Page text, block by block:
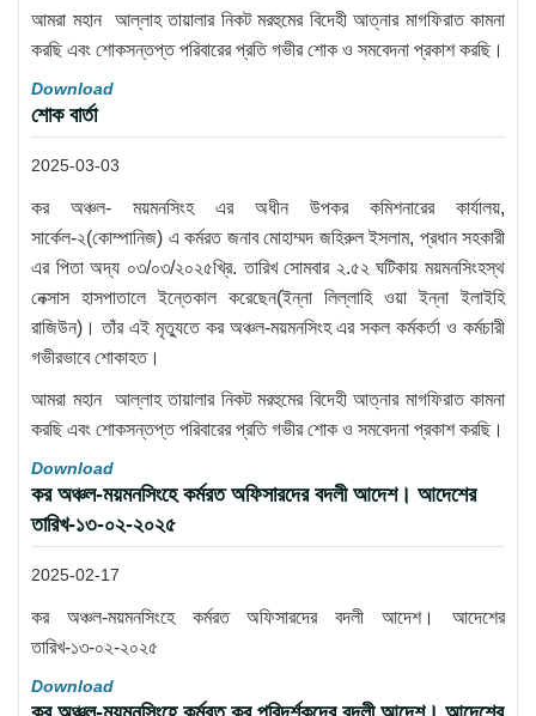
আমরা মহান আল্লাহ তায়ালার নিকট মরহুমের বিদেহী আত্নার মাগফিরাত কামনা
করছি এবং শোকসন্তপ্ত পরিবারের প্রতি গভীর শোক ও সমবেদনা প্রকাশ করছি।
Download
শোক বার্তা
2025-03-03
কর অঞ্চল- ময়মনসিংহ এর অধীন উপকর কমিশনারের কার্যালয়,
সার্কেল-২(কোম্পানিজ) এ কর্মরত জনাব মোহাম্মদ জহিরুল ইসলাম, প্রধান সহকারী
এর পিতা অদ্য ০৩/০৩/২০২৫খ্রি. তারিখ সোমবার ২.৫২ ঘটিকায় ময়মনসিংহস্থ
নেক্সাস হাসপাতালে ইন্তেকাল করেছেন(ইন্না লিল্লাহি ওয়া ইন্না ইলাইহি
রাজিউন)। তাঁর এই মৃত্যুতে কর অঞ্চল-ময়মনসিংহ এর সকল কর্মকর্তা ও কর্মচারী
গভীরভাবে শোকাহত।
আমরা মহান আল্লাহ তায়ালার নিকট মরহুমের বিদেহী আত্নার মাগফিরাত কামনা
করছি এবং শোকসন্তপ্ত পরিবারের প্রতি গভীর শোক ও সমবেদনা প্রকাশ করছি।
Download
কর অঞ্চল-ময়মনসিংহে কর্মরত অফিসারদের বদলী আদেশ। আদেশের
তারিখ-১৩-০২-২০২৫
2025-02-17
কর অঞ্চল-ময়মনসিংহে কর্মরত অফিসারদের বদলী আদেশ। আদেশের
তারিখ-১৩-০২-২০২৫
Download